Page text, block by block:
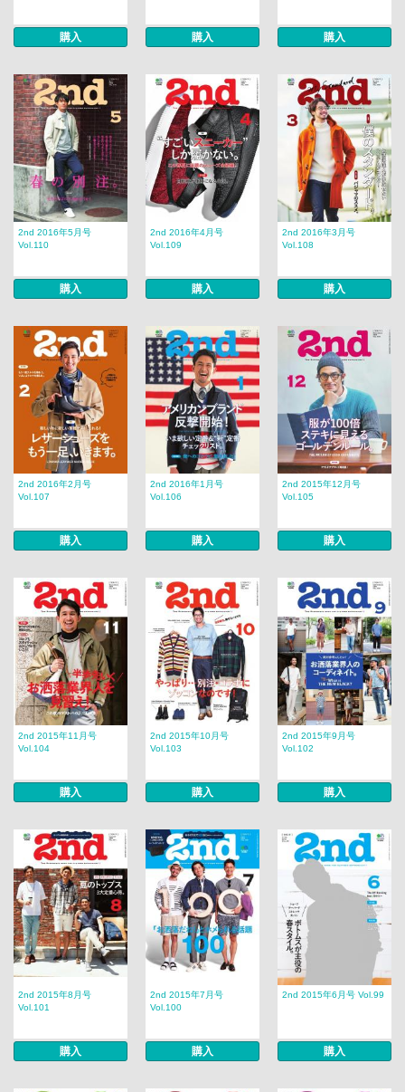
購入 購入 購入
2nd 2016年5月号
Vol.110
購入
2nd 2016年4月号
Vol.109
購入
2nd 2016年3月号
Vol.108
購入
2nd 2016年2月号
Vol.107
購入
2nd 2016年1月号
Vol.106
購入
2nd 2015年12月号
Vol.105
購入
2nd 2015年11月号
Vol.104
購入
2nd 2015年10月号
Vol.103
購入
2nd 2015年9月号
Vol.102
購入
2nd 2015年8月号
Vol.101
購入
2nd 2015年7月号
Vol.100
購入
2nd 2015年6月号 Vol.99
購入